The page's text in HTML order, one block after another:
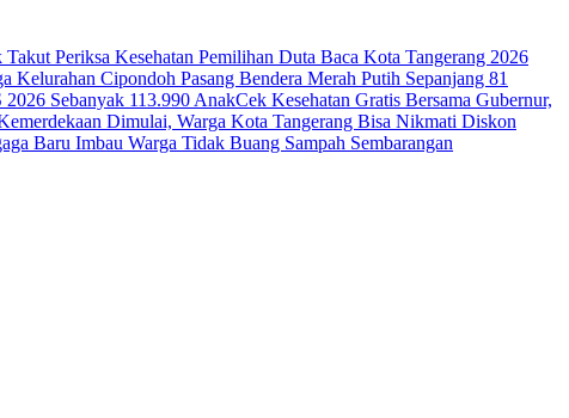
Periksa Kesehatan Pemilihan Duta Baca Kota Tangerang 2026
Kelurahan Cipondoh Pasang Bendera Merah Putih Sepanjang 81
Sebanyak 113.990 AnakCek Kesehatan Gratis Bersama Gubernur,
Dimulai, Warga Kota Tangerang Bisa Nikmati Diskon
Baru Imbau Warga Tidak Buang Sampah Sembarangan